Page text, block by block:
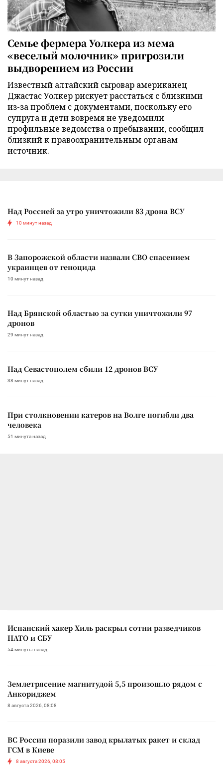
Семье фермера Уолкера из мема
«веселый молочник» пригрозили
выдворением из России
Известный алтайский сыровар американец
Джастас Уолкер рискует расстаться с близкими
из-за проблем с документами, поскольку его
супруга и дети вовремя не уведомили
профильные ведомства о пребывании, сообщил
близкий к правоохранительным органам
источник.
Над Россией за утро уничтожили 83 дрона ВСУ
10 минут назад
В Запорожской области назвали СВО спасением
украинцев от геноцида
10 минут назад
Над Брянской областью за сутки уничтожили 97
дронов
29 минут назад
Над Севастополем сбили 12 дронов ВСУ
38 минут назад
При столкновении катеров на Волге погибли два
человека
51 минута назад
Испанский хакер Хиль раскрыл сотни разведчиков
НАТО и СБУ
54 минуты назад
Землетрясение магнитудой 5,5 произошло рядом с
Анкориджем
8 августа 2026, 08:08
ВС России поразили завод крылатых ракет и склад
ГСМ в Киеве
8 августа 2026, 08:05